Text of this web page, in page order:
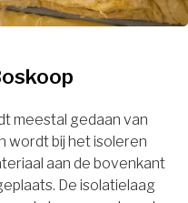
meestal gedaan van
wordt bij het isoleren
aan de bovenkant
De isolatielaag